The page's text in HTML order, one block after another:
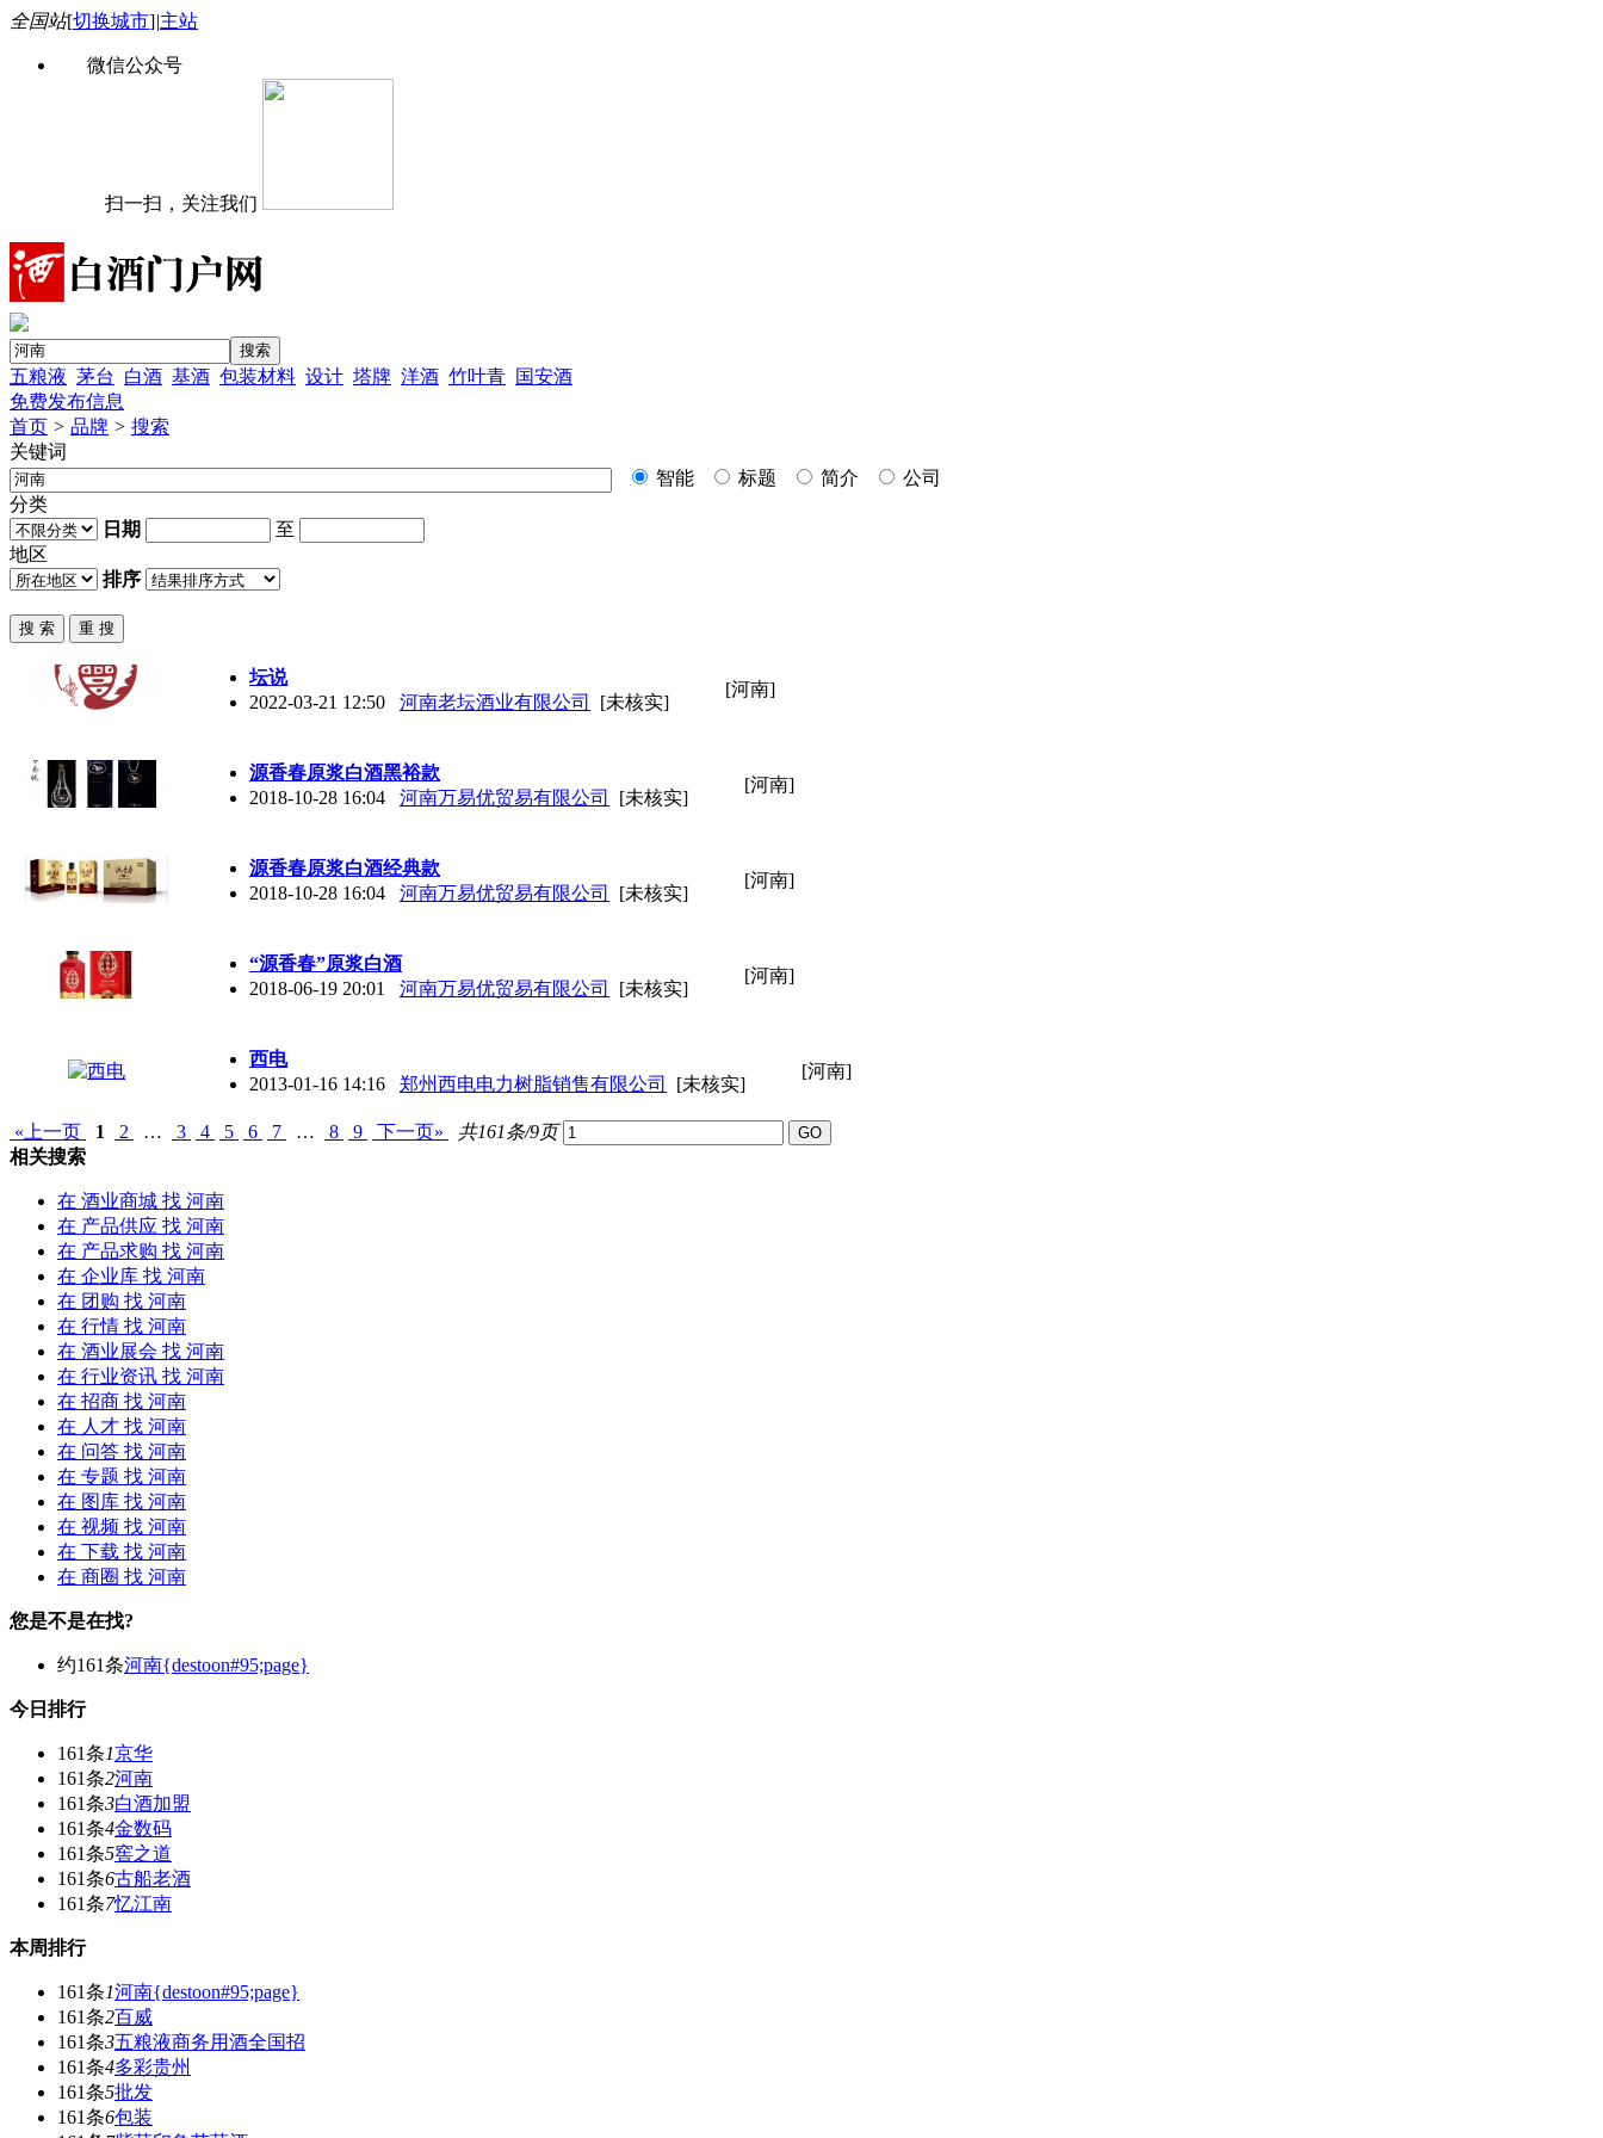
全国站[切换城市]|主站
微信公众号
扫一扫，关注我们
五粮液 茅台 白酒 基酒 包装材料 设计 塔牌 洋酒 竹叶青 国安酒
免费发布信息
首页 > 品牌 > 搜索
关键词
智能
标题 简介
公司
分类
日期
至
地区
排序
坛说
2022-03-21 12:50
河南老坛酒业有限公司 [未核实]
[河南]
源香春原浆白酒黑裕款
2018-10-28 16:04
河南万易优贸易有限公司 [未核实]
[河南]
源香春原浆白酒经典款
2018-10-28 16:04
河南万易优贸易有限公司 [未核实]
[河南]
“源香春”原浆白酒
2018-06-19 20:01
河南万易优贸易有限公司 [未核实]
[河南]
西电
2013-01-16 14:16
郑州西电电力树脂销售有限公司 [未核实]
[河南]
«上一页 1 2 … 3 4 5 6 7 … 8 9 下一页»
共161条/9页
相关搜索
在 酒业商城 找 河南
在 产品供应 找 河南
在 产品求购 找 河南
在 企业库 找 河南
在 团购 找 河南
在 行情 找 河南
在 酒业展会 找 河南
在 行业资讯 找 河南
在 招商 找 河南
在 人才 找 河南
在 问答 找 河南
在 专题 找 河南
在 图库 找 河南
在 视频 找 河南
在 下载 找 河南
在 商圈 找 河南
您是不是在找?
约161条河南{destoon#95;page}
今日排行
161条1京华
161条2河南
161条3白酒加盟
161条4金数码
161条5窖之道
161条6古船老酒
161条7忆江南
本周排行
161条1河南{destoon#95;page}
161条2百威
161条3五粮液商务用酒全国招
161条4多彩贵州
161条5批发
161条6包装